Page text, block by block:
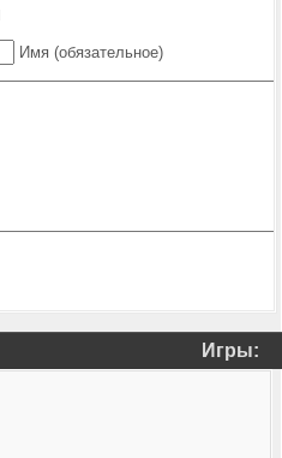
Имя (обязательное)
Игры: